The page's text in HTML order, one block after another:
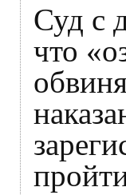
Суд с
что